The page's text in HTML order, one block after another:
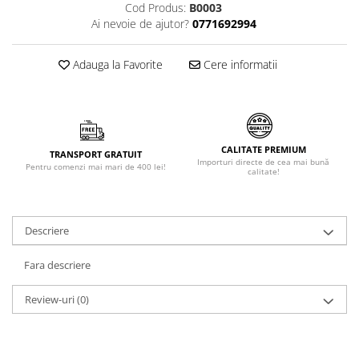
Zahăr & Îndulcitori
Creme & Esente
Paste Italiene
Orez & Polenta
Cod Produs: B0003
Ai nevoie de ajutor? 0771692994
Adauga la Favorite Cere informatii
TRANSPORT GRATUIT
Pentru comenzi mai mari de 400 lei!
CALITATE PREMIUM
Importuri directe de cea mai bună
calitate!
Descriere
Fara descriere
Review-uri(0)